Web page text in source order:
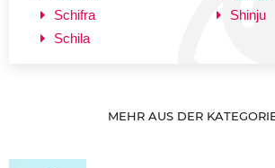
Schifra
Schila
Shinju
MEHR AUS DER